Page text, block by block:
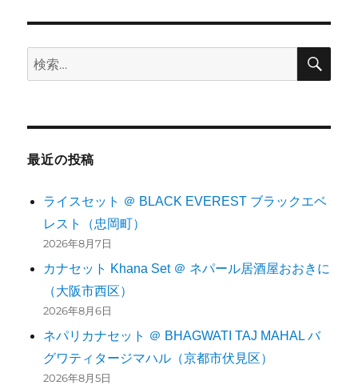
検
索:
検
最近の投稿
ライスセット ＠ BLACK EVEREST ブラックエベ
レスト（忠岡町）
2026年8月7日
カナセット Khana Set ＠ ネパール居酒屋おおきに
（大阪市西区）
2026年8月6日
ネパリカナセット ＠ BHAGWATI TAJ MAHAL バ
グワティタージマハル（京都市伏見区）
2026年8月5日